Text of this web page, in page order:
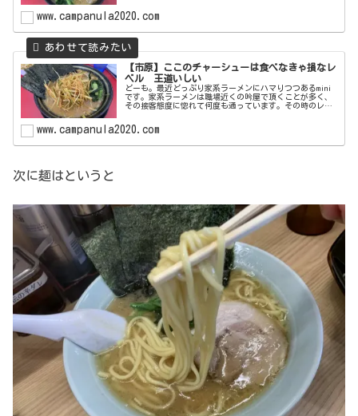
す。なぜならその味も去ることなが...
www.campanula2020.com
【市原】ここのチャーシューは食べなきゃ損なレ
ベル 王道いしい
どーも。最近どっぷり家系ラーメンにハマりつつあるmini
です。家系ラーメンは職場近くの吟屋で頂くことが多く、
その接客態度に惚れて何度も通っています。その時のレポ
ラーメンである杉田屋に突撃し...
www.campanula2020.com
次に麺はというと